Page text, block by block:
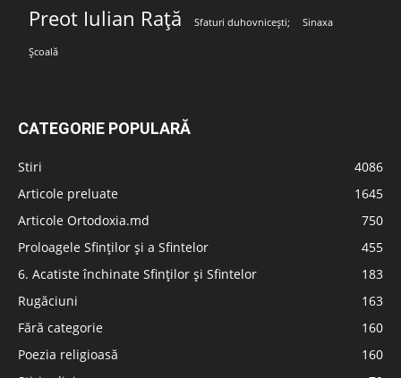
Preot Iulian Rață Sfaturi duhovnicești; Sinaxa
Școală
CATEGORIE POPULARĂ
Stiri
4086
Articole preluate
1645
Articole Ortodoxia.md
750
Proloagele Sfinților și a Sfintelor
455
6. Acatiste închinate Sfinților și Sfintelor
183
Rugăciuni
163
Fără categorie
160
Poezia religioasă
160